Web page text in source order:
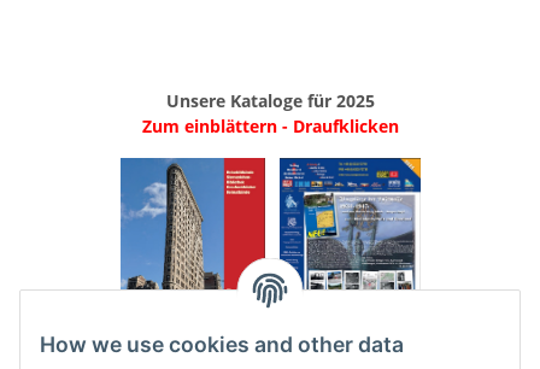
Unsere Kataloge für 2025
Zum einblättern - Draufklicken
. ..
How we use cookies and other data